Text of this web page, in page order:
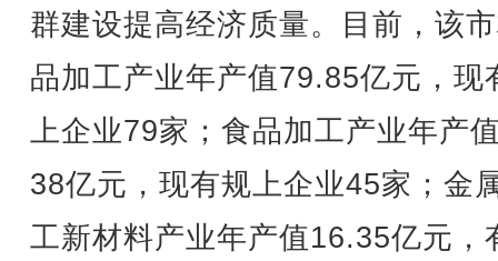
群建设提高经济质量。目前，该
品加工产业年产值79.85亿元，现
上企业79家；食品加工产业年产
38亿元，现有规上企业45家；金
工新材料产业年产值16.35亿元，